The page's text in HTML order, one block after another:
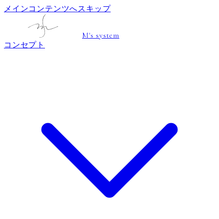
メインコンテンツへスキップ
M's system
コンセプト